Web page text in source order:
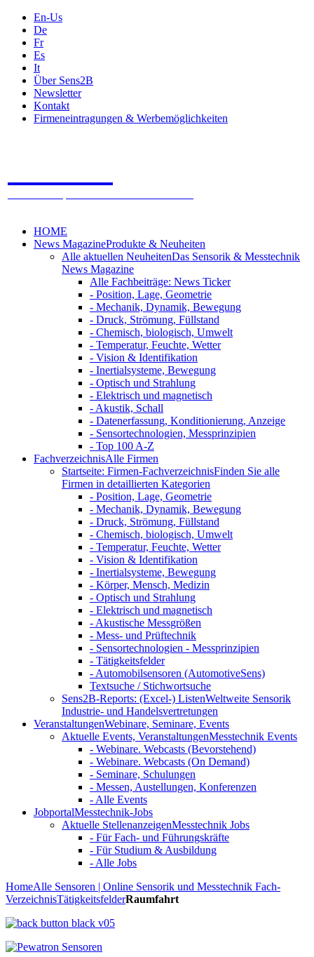
En-Us
De
Fr
Es
It
Über Sens2B
Newsletter
Kontakt
Firmeneintragungen & Werbemöglichkeiten
HOME
News MagazineProdukte & Neuheiten
Alle aktuellen NeuheitenDas Sensorik & Messtechnik
News Magazine
Alle Fachbeiträge: News Ticker
- Position, Lage, Geometrie
- Mechanik, Dynamik, Bewegung
- Druck, Strömung, Füllstand
- Chemisch, biologisch, Umwelt
- Temperatur, Feuchte, Wetter
- Vision & Identifikation
- Inertialsysteme, Bewegung
- Optisch und Strahlung
- Elektrisch und magnetisch
- Akustik, Schall
- Datenerfassung, Konditionierung, Anzeige
- Sensortechnologien, Messprinzipien
- Top 100 A-Z
FachverzeichnisAlle Firmen
Startseite: Firmen-FachverzeichnisFinden Sie alle
Firmen in detaillierten Kategorien
- Position, Lage, Geometrie
- Mechanik, Dynamik, Bewegung
- Druck, Strömung, Füllstand
- Chemisch, biologisch, Umwelt
- Temperatur, Feuchte, Wetter
- Vision & Identifikation
- Inertialsysteme, Bewegung
- Körper, Mensch, Medizin
- Optisch und Strahlung
- Elektrisch und magnetisch
- Akustische Messgrößen
- Mess- und Prüftechnik
- Sensortechnologien - Messprinzipien
- Tätigkeitsfelder
- Automobilsensoren (AutomotiveSens)
Textsuche / Stichwortsuche
Sens2B-Reports: (Excel-) ListenWeltweite Sensorik
Industrie- und Handelsvertretungen
VeranstaltungenWebinare, Seminare, Events
Aktuelle Events, VeranstaltungenMesstechnik Events
- Webinare. Webcasts (Bevorstehend)
- Webinare. Webcasts (On Demand)
- Seminare, Schulungen
- Messen, Austellungen, Konferenzen
- Alle Events
JobportalMesstechnik-Jobs
Aktuelle StellenanzeigenMesstechnik Jobs
- Für Fach- und Führungskräfte
- Für Studium & Ausbildung
- Alle Jobs
HomeAlle Sensoren | Online Sensorik und Messtechnik Fach-
VerzeichnisTätigkeitsfelderRaumfahrt